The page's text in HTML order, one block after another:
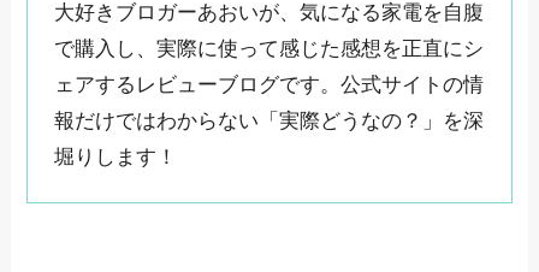
大好きブロガーあおいが、気になる家電を自腹
で購入し、実際に使って感じた感想を正直にシ
ェアするレビューブログです。公式サイトの情
報だけではわからない「実際どうなの？」を深
堀りします！